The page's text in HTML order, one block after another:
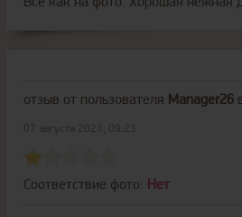
отзыв от пользователя Manager26
Соответствие фото: Нет